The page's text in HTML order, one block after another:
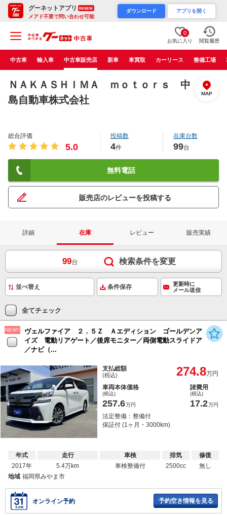
グーネットアプリ RENEW
メアド不要で問い合わせ可能
ダウンロード アプリを開く
0
お気に入り 閲覧履歴
中古車 輸入車 中古車販売店 新車 車買取 カーリース 整備工場
ＮＡＫＡＳＨＩＭＡ ｍｏｔｏｒｓ 中
島自動車株式会社
MAP
総合評価
5.0
投稿数
4件
在庫台数
99台
無料電話
販売店のレビューを投稿する
詳細 在庫 レビュー 販売実績
99台 検索条件を変更
条件保存
更新時に
メール送信
全てチェック
NEW!!
ヴェルファイア ２．５Ｚ Ａエディション ゴールデンア
イズ 電動リアゲート／後席モニター／両側電動スライドア
／ナビ（...
支払総額
(税込) 274.8万円
車両本体価格
(税込)
257.6万円
諸費用
(税込)
17.2万円
法定整備：整備付
保証付 (1ヶ月・3000km)
年式
2017年
走行
5.4万km
車検
車検整備付
排気
2500cc
修復
無し
地域 福岡県みやま市
オンライン予約 予約空き情報を見る